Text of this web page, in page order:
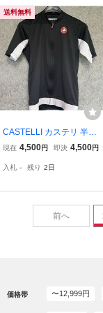
送料無料
CASTELLI カステリ 半袖
サイクルジャージ ブラッ
ガリー製
現在 4,500円 即決 4,500円
入札 - 残り 2日
前へ
価格帯 〜12,999円